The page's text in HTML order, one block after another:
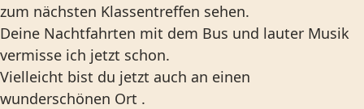
zum nächsten Klassentreffen sehen.
Deine Nachtfahrten mit dem Bus und lauter Musik
vermisse ich jetzt schon.
Vielleicht bist du jetzt auch an einen
wunderschönen Ort .